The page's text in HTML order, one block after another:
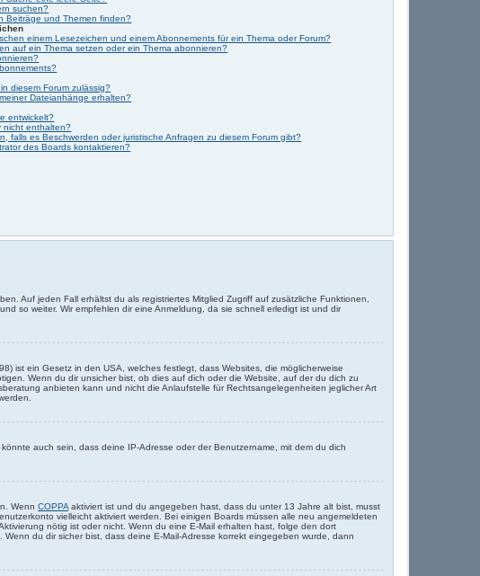
suchen?
Beiträge und Themen finden?
einem Lesezeichen und einem Abonnements für ein Thema oder Forum?
auf ein Thema setzen oder ein Thema abonnieren?
diesem Forum zulässig?
Dateianhänge erhalten?
entwickelt?
nicht enthalten?
falls es Beschwerden oder juristische Anfragen zu diesem Forum gibt?
des Boards kontaktieren?
Auf jeden Fall erhältst du als registriertes Mitglied Zugriff auf zusätzliche Funktionen,
so weiter. Wir empfehlen dir eine Anmeldung, da sie schnell erledigt ist und dir
ist ein Gesetz in den USA, welches festlegt, dass Websites, die möglicherweise
Wenn du dir unsicher bist, ob dies auf dich oder die Website, auf der du dich zu
anbieten kann und nicht die Anlaufstelle für Rechtsangelegenheiten jeglicher Art
auch sein, dass deine IP-Adresse oder der Benutzername, mit dem du dich
Wenn COPPA aktiviert ist und du angegeben hast, dass du unter 13 Jahre alt bist, musst
vielleicht aktiviert werden. Bei einigen Boards müssen alle neu angemeldeten
nötig ist oder nicht. Wenn du eine E-Mail erhalten hast, folge den dort
du dir sicher bist, dass deine E-Mail-Adresse korrekt eingegeben wurde, dann